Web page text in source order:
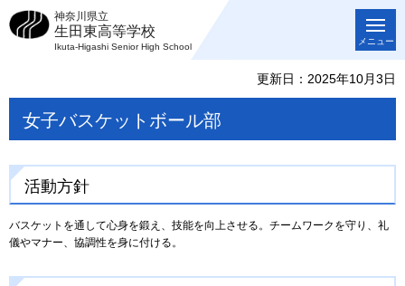
神奈川県立
生田東高等学校
Ikuta-Higashi Senior High School
メニュー
更新日：2025年10月3日
女子バスケットボール部
活動方針
バスケットを通して心身を鍛え、技能を向上させる。チームワークを守り、礼
儀やマナー、協調性を身に付ける。